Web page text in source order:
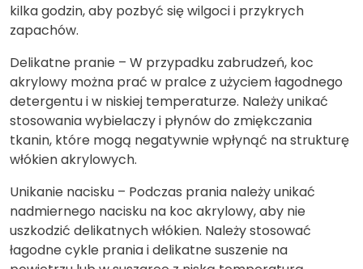
kilka godzin, aby pozbyć się wilgoci i przykrych
zapachów.
Delikatne pranie – W przypadku zabrudzeń, koc
akrylowy można prać w pralce z użyciem łagodnego
detergentu i w niskiej temperaturze. Należy unikać
stosowania wybielaczy i płynów do zmiękczania
tkanin, które mogą negatywnie wpłynąć na strukturę
włókien akrylowych.
Unikanie nacisku – Podczas prania należy unikać
nadmiernego nacisku na koc akrylowy, aby nie
uszkodzić delikatnych włókien. Należy stosować
łagodne cykle prania i delikatne suszenie na